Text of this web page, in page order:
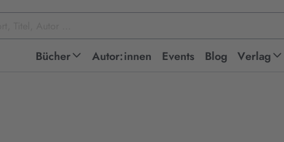
Bücher Autor:innen Events Blog Verlag